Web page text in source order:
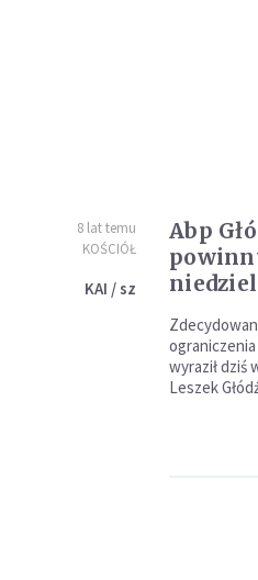
8 lat temu
KOŚCIÓŁ
KAI / sz
Abp
wyraził dziś
Leszek